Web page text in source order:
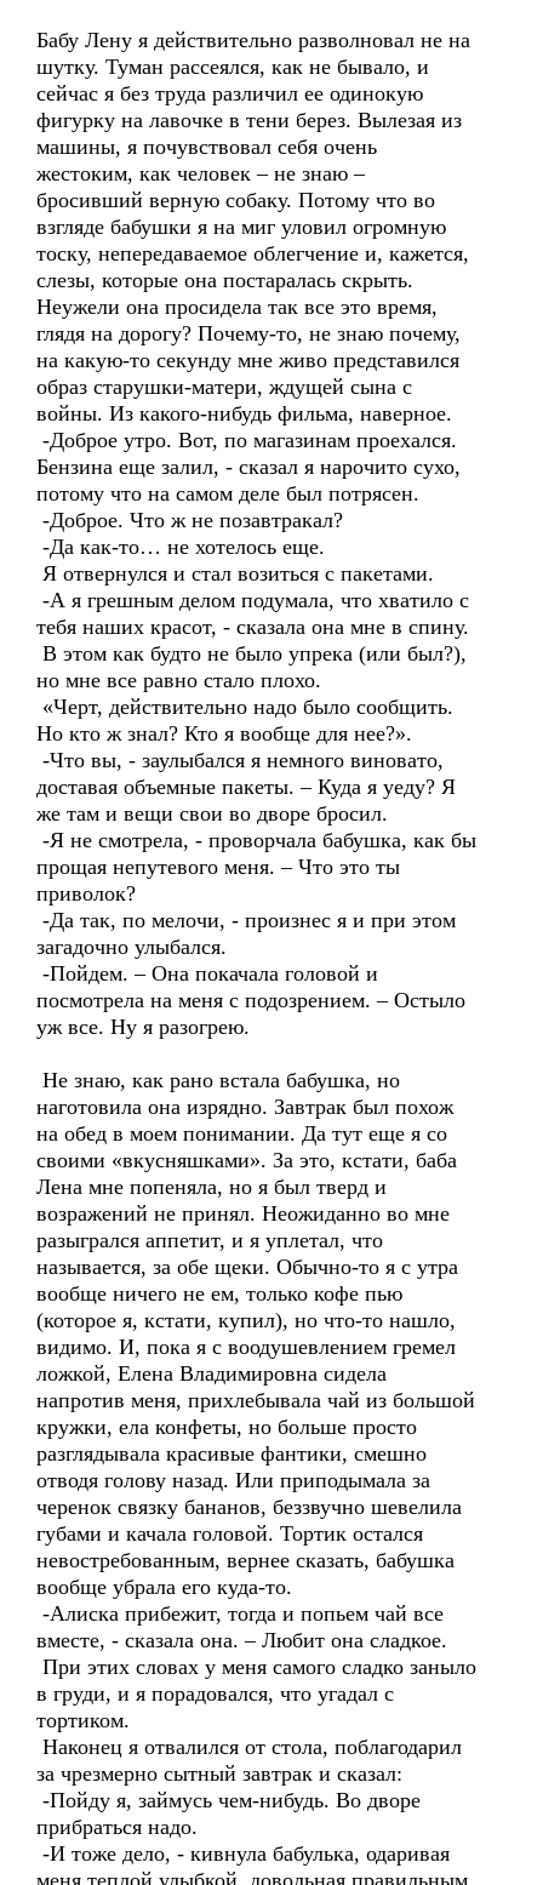
Бабу Лену я действительно разволновал не на
шутку. Туман рассеялся, как не бывало, и
сейчас я без труда различил ее одинокую
фигурку на лавочке в тени берез. Вылезая из
машины, я почувствовал себя очень
жестоким, как человек – не знаю –
бросивший верную собаку. Потому что во
взгляде бабушки я на миг уловил огромную
тоску, непередаваемое облегчение и, кажется,
слезы, которые она постаралась скрыть.
Неужели она просидела так все это время,
глядя на дорогу? Почему-то, не знаю почему,
на какую-то секунду мне живо представился
образ старушки-матери, ждущей сына с
войны. Из какого-нибудь фильма, наверное.
-Доброе утро. Вот, по магазинам проехался.
Бензина еще залил, - сказал я нарочито сухо,
потому что на самом деле был потрясен.
-Доброе. Что ж не позавтракал?
-Да как-то… не хотелось еще.
Я отвернулся и стал возиться с пакетами.
-А я грешным делом подумала, что хватило с
тебя наших красот, - сказала она мне в спину.
В этом как будто не было упрека (или был?),
но мне все равно стало плохо.
«Черт, действительно надо было сообщить.
Но кто ж знал? Кто я вообще для нее?».
-Что вы, - заулыбался я немного виновато,
доставая объемные пакеты. – Куда я уеду? Я
же там и вещи свои во дворе бросил.
-Я не смотрела, - проворчала бабушка, как бы
прощая непутевого меня. – Что это ты
приволок?
-Да так, по мелочи, - произнес я и при этом
загадочно улыбался.
-Пойдем. – Она покачала головой и
посмотрела на меня с подозрением. – Остыло
уж все. Ну я разогрею.
Не знаю, как рано встала бабушка, но
наготовила она изрядно. Завтрак был похож
на обед в моем понимании. Да тут еще я со
своими «вкусняшками». За это, кстати, баба
Лена мне попеняла, но я был тверд и
возражений не принял. Неожиданно во мне
разыгрался аппетит, и я уплетал, что
называется, за обе щеки. Обычно-то я с утра
вообще ничего не ем, только кофе пью
(которое я, кстати, купил), но что-то нашло,
видимо. И, пока я с воодушевлением гремел
ложкой, Елена Владимировна сидела
напротив меня, прихлебывала чай из большой
кружки, ела конфеты, но больше просто
разглядывала красивые фантики, смешно
отводя голову назад. Или приподымала за
черенок связку бананов, беззвучно шевелила
губами и качала головой. Тортик остался
невостребованным, вернее сказать, бабушка
вообще убрала его куда-то.
-Алиска прибежит, тогда и попьем чай все
вместе, - сказала она. – Любит она сладкое.
При этих словах у меня самого сладко заныло
в груди, и я порадовался, что угадал с
тортиком.
Наконец я отвалился от стола, поблагодарил
за чрезмерно сытный завтрак и сказал:
-Пойду я, займусь чем-нибудь. Во дворе
прибраться надо.
-И тоже дело, - кивнула бабулька, одаривая
меня теплой улыбкой, довольная правильным